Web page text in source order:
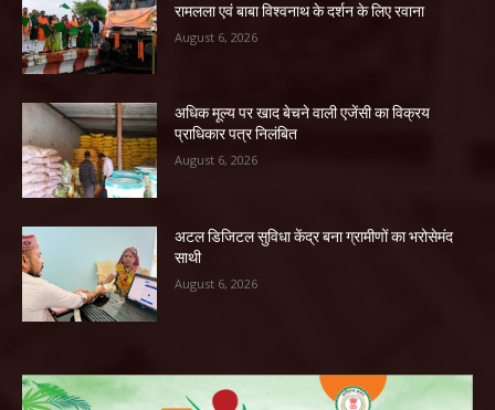
रामलला एवं बाबा विश्वनाथ के दर्शन के लिए रवाना
August 6, 2026
अधिक मूल्य पर खाद बेचने वाली एजेंसी का विक्रय
प्राधिकार पत्र निलंबित
August 6, 2026
अटल डिजिटल सुविधा केंद्र बना ग्रामीणों का भरोसेमंद
साथी
August 6, 2026